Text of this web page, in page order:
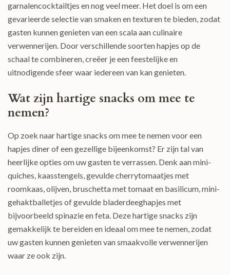
garnalencocktailtjes en nog veel meer. Het doel is om een
gevarieerde selectie van smaken en texturen te bieden, zodat
gasten kunnen genieten van een scala aan culinaire
verwennerijen. Door verschillende soorten hapjes op de
schaal te combineren, creëer je een feestelijke en
uitnodigende sfeer waar iedereen van kan genieten.
Wat zijn hartige snacks om mee te
nemen?
Op zoek naar hartige snacks om mee te nemen voor een
hapjes diner of een gezellige bijeenkomst? Er zijn tal van
heerlijke opties om uw gasten te verrassen. Denk aan mini-
quiches, kaasstengels, gevulde cherrytomaatjes met
roomkaas, olijven, bruschetta met tomaat en basilicum, mini-
gehaktballetjes of gevulde bladerdeeghapjes met
bijvoorbeeld spinazie en feta. Deze hartige snacks zijn
gemakkelijk te bereiden en ideaal om mee te nemen, zodat
uw gasten kunnen genieten van smaakvolle verwennerijen
waar ze ook zijn.